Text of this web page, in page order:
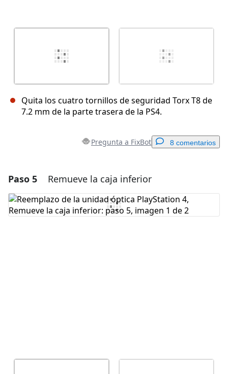
Quita los cuatro tornillos de seguridad Torx T8 de
7.2 mm de la parte trasera de la PS4.
Pregunta a FixBot 8 comentarios
Agregar un comentario
Agregar Comentario
Paso 5 Remueve la caja inferior